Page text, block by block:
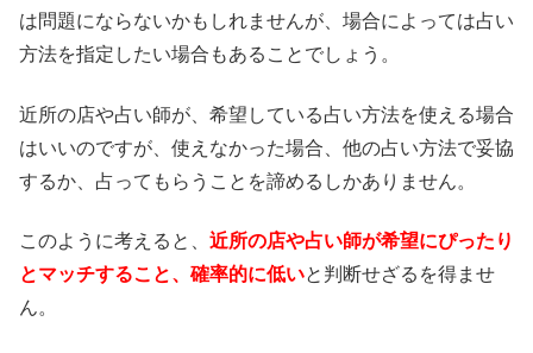
は問題にならないかもしれませんが、場合によっては占い
方法を指定したい場合もあることでしょう。
近所の店や占い師が、希望している占い方法を使える場合
はいいのですが、使えなかった場合、他の占い方法で妥協
するか、占ってもらうことを諦めるしかありません。
このように考えると、 近所の店や占い師が希望にぴったり
とマッチすること、確率的に低いと判断せざるを得ませ
ん。